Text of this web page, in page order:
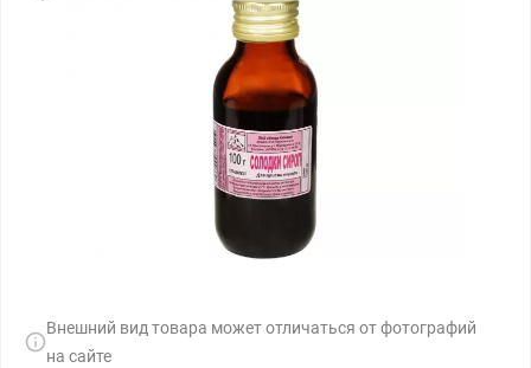
Внешний вид товара может отличаться от фотографий
на сайте